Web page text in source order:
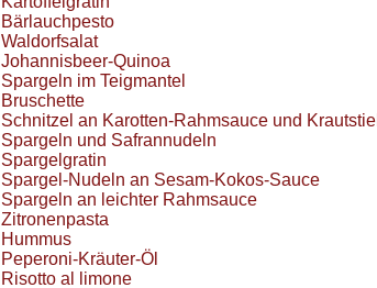
Bärlauchpesto
Waldorfsalat
Johannisbeer-Quinoa
Spargeln im Teigmantel
Bruschette
Schnitzel an Karotten-Rahmsauce und Krautstiel
Spargeln und Safrannudeln
Spargelgratin
Spargel-Nudeln an Sesam-Kokos-Sauce
Spargeln an leichter Rahmsauce
Zitronenpasta
Hummus
Peperoni-Kräuter-Öl
Risotto al limone